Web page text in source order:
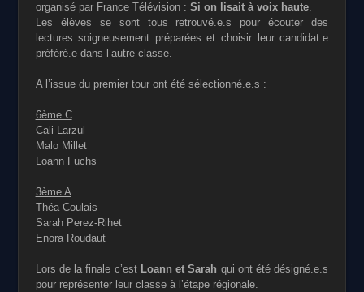
organisé par France Télévision : Si on lisait à voix haute.
Les élèves se sont tous retrouvé.e.s pour écouter des
lectures soigneusement préparées et choisir leur candidat.e
préféré.e dans l’autre classe.
A l’issue du premier tour ont été sélectionné.e.s :
6ème C
Cali Larzul
Malo Millet
Loann Fuchs
3ème A
Théa Coulais
Sarah Perez-Rihet
Enora Roudaut
Lors de la finale c’estLoann et Sarah qui ont été désigné.e.s
pour représenter leur classe à l’étape régionale.